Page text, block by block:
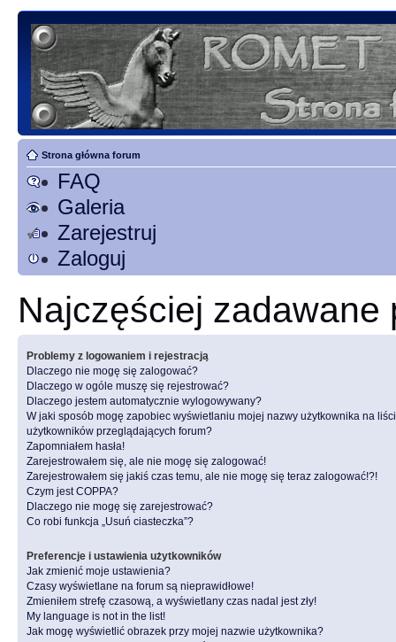
Strona główna forum
FAQ
Galeria
Zarejestruj
Zaloguj
Najczęściej zadawane
Problemy z logowaniem i rejestracją
Dlaczego nie mogę się zalogować?
Dlaczego w ogóle muszę się rejestrować?
Dlaczego jestem automatycznie wylogowywany?
W jaki sposób mogę zapobiec wyświetlaniu mojej nazwy użytkownika na
użytkowników przeglądających forum?
Zapomniałem hasła!
Zarejestrowałem się, ale nie mogę się zalogować!
Zarejestrowałem się jakiś czas temu, ale nie mogę się teraz zalogować!?!
Czym jest COPPA?
Dlaczego nie mogę się zarejestrować?
Co robi funkcja „Usuń ciasteczka”?
Preferencje i ustawienia użytkowników
Jak zmienić moje ustawienia?
Czasy wyświetlane na forum są nieprawidłowe!
Zmieniłem strefę czasową, a wyświetlany czas nadal jest zły!
My language is not in the list!
Jak mogę wyświetlić obrazek przy mojej nazwie użytkownika?